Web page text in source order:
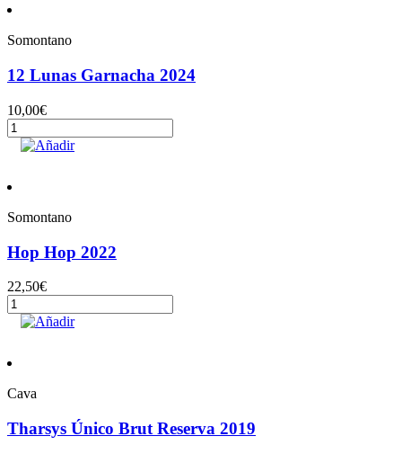
Somontano
12 Lunas Garnacha 2024
10,00€
12
Lunas
cantidad
Añadir
Somontano
Hop Hop 2022
22,50€
Hop
Hop Añadir
Cava
Tharsys Único Brut Reserva 2019